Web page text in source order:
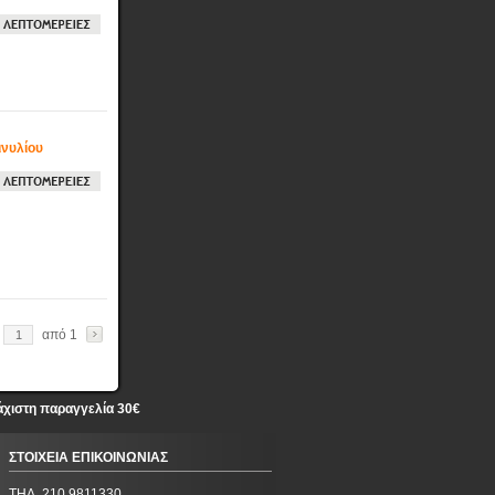
από 1
παραγγελία 30€
ΣΤΟΙΧΕΙΑ ΕΠΙΚΟΙΝΩΝΙΑΣ